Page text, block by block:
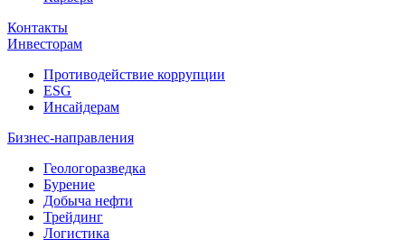
Контакты
Инвесторам
Противодействие коррупции
ESG
Инсайдерам
Бизнес-направления
Геологоразведка
Бурение
Добыча нефти
Трейдинг
Логистика